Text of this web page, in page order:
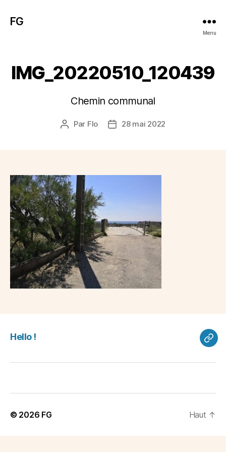
FG
Menu
IMG_20220510_120439
Chemin communal
Auteur
Par Flo
Date28 mai 2022
Hello !
© 2026 FG Haut ↑